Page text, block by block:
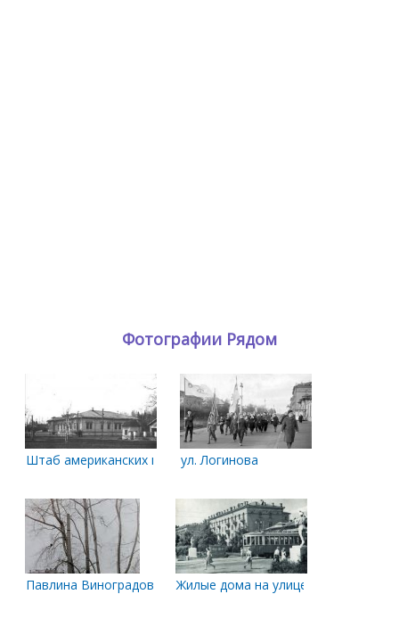
Фотографии Рядом
Штаб американских интервентов в Архангельске. 1918-1919
ул. Логинова
Павлина Виноградова - ЛогиноваЖилые дома на улице С.П. Логинова